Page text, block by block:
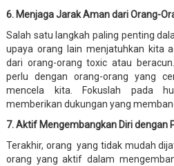
6. Menjaga Jarak Aman dari Orang-
Salah satu langkah paling penting
upaya orang lain menjatuhkan kita
dari orang-orang toxic atau
perlu dengan orang-orang yang
mencela kita. Fokuslah pada
memberikan dukungan yang
7. Aktif Mengembangkan Diri dengan
Terakhir, orang yang tidak mudah
orang yang aktif dalam